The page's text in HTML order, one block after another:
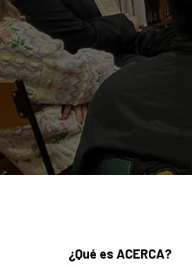
¿Qué es ACERCA?